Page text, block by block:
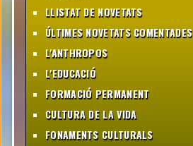
LLISTAT DE NOVETATS
ÚLTIMES NOVETATS COMENTADES
L'ANTHROPOS
L'EDUCACIÓ
FORMACIÓ PERMANENT
CULTURA DE LA VIDA
FONAMENTS CULTURALS